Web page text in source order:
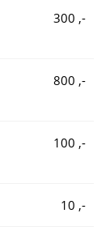
300 ,-
800 ,-
100 ,-
10 ,-